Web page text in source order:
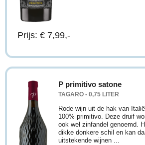
Prijs: € 7,99,-
P primitivo satone
TAGARO - 0,75 LITER
Rode wijn uit de hak van
100% primitivo. Deze druif
ook wel zinfandel genoemd.
dikke donkere schil en kan
uitstekende wijnen ...